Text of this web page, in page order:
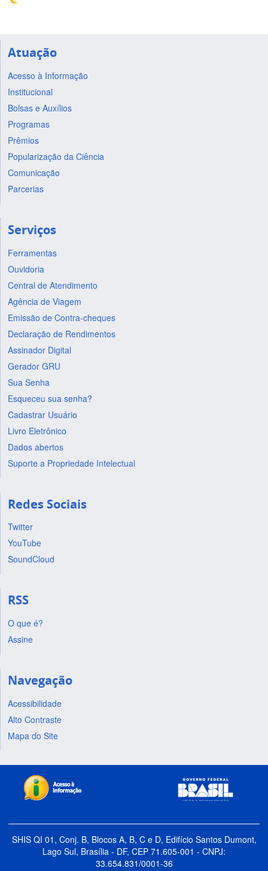
Atuação
Acesso à Informação
Institucional
Bolsas e Auxílios
Programas
Prêmios
Popularização da Ciência
Comunicação
Parcerias
Serviços
Ferramentas
Ouvidoria
Central de Atendimento
Agência de Viagem
Emissão de Contra-cheques
Declaração de Rendimentos
Assinador Digital
Gerador GRU
Sua Senha
Esqueceu sua senha?
Cadastrar Usuário
Livro Eletrônico
Dados abertos
Suporte a Propriedade Intelectual
Redes Sociais
Twitter
YouTube
SoundCloud
RSS
O que é?
Assine
Navegação
Acessibilidade
Alto Contraste
Mapa do Site
SHIS QI 01, Conj. B, Blocos A, B, C e D, Edifício Santos Dumont,
Lago Sul, Brasília - DF, CEP 71.605-001 - CNPJ:
33.654.831/0001-36